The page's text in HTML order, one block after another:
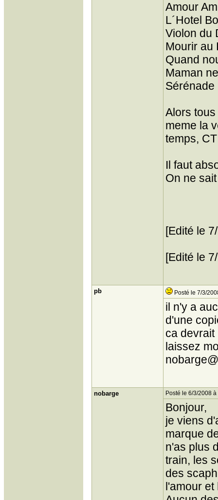
Amour
L´Hotel
Violon du
Mourir au
Quand
Maman
Sérénade
Alors
meme la
temps,
Il faut
On ne
[Edité le
[Edité le
pb Posté le 7/3/
il n'y a
d'une
ca devrait
laissez
nobarge Posté le 6/3/2008
Bonjour,
je viens
marque
n'as plus
train, les
des
l'amour et